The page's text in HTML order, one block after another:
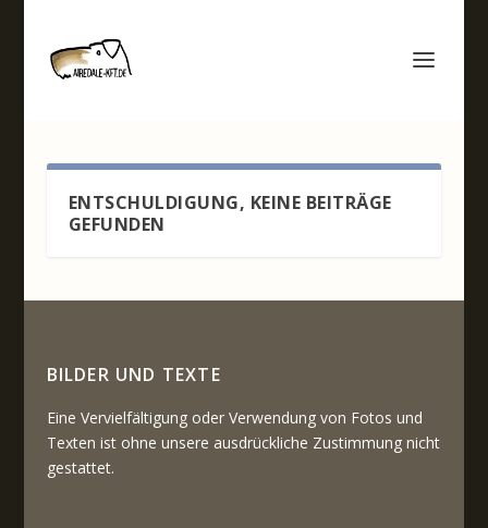
ENTSCHULDIGUNG, KEINE BEITRÄGE
GEFUNDEN
BILDER UND TEXTE
Eine Vervielfältigung oder Verwendung von Fotos und
Texten ist ohne unsere ausdrückliche Zustimmung nicht
gestattet.